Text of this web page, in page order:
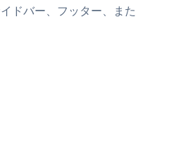
ドバー、フッター、また